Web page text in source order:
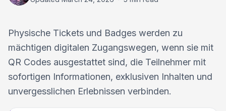
Physische Tickets und Badges werden zu
mächtigen digitalen Zugangswegen, wenn sie mit
QR Codes ausgestattet sind, die Teilnehmer mit
sofortigen Informationen, exklusiven Inhalten und
unvergesslichen Erlebnissen verbinden.